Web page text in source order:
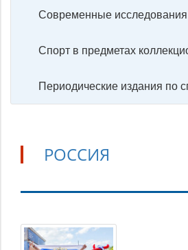
Современные исследования
Спорт в предметах
Периодические издания по
РОССИЯ
Россия